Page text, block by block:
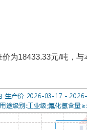
为18433.33元/吨，与